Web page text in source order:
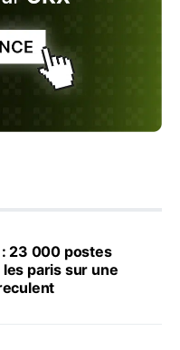
23 000 postes
paris sur une